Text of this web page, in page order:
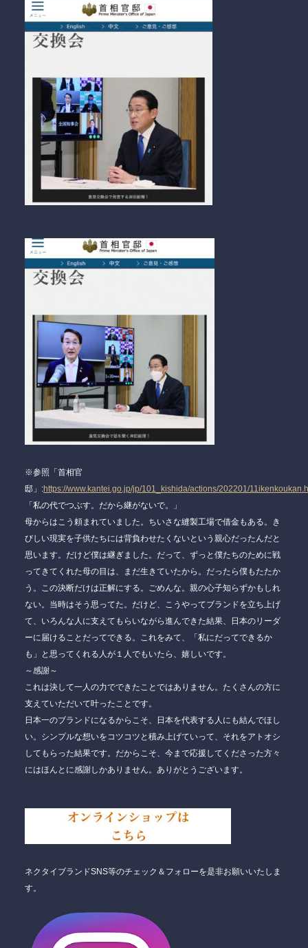
※参照「首相官
邸」:https://www.kantei.go.jp/jp/101_kishida/actions/202201/
「私の代でつぶす。だから継がないで。」
母からはこう頼まれていました。ちいさな縫製工場で借金もある。き
びしい現実を子供たちには背負わせたくないという親心だったんだと
思います。だけど僕は継ぎました。だって、ずっと僕たちのために戦
ってきてくれた母の目は、まだ生きていたから。だったら僕もたたか
う。この決断だけは正解にする。 ごめんな。 親の心子知らずかもしれ
ない。当時はそう思ってた。だけど、こうやってブランドを立ち上げ
て、いろんな人に支えてもらいながら進んできた結果、日本のリーダ
ーに届けることだってできる。これをみて、「私にだってできるか
も」と思ってくれる人が１人でもいたら、嬉しいです。
～感謝～
これは決して一人の力でできたことではありません。たくさんの方に
支えていただいて叶ったことです。
日本一のブランドになるからこそ、日本を代表する人にも結んでほし
い。シンプルな想いをコツコツと積み上げていって、それをアトオシ
してもらった結果です。だからこそ、今まで応援してくださった方々
にはほんとに感謝しかありません。ありがとうございます。
ネクタイブランドSNS等のチェック＆フォローを是非お願いいたしま
す。